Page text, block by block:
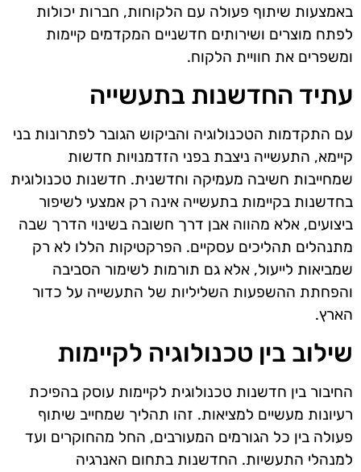
באמצעות שיתוף פעולה עם הלקוחות, חברות יכולות
לפתח מוצרים ושירותים חדשניים המקדמים קיימות
ומשפרים את חוויית הלקוח.
עתיד החדשנות בתעשייה
עם התקדמות הטכנולוגיה והביקוש הגובר לפתרונות בני
קיימא, התעשייה ניצבת בפני הזדמנויות חדשות
שמחייבות חשיבה מעמיקה וחדשנית. חדשנות טכנולוגית
בחדשנות בקיימות בתעשייה אינה רק אמצעי לשיפור
ביצועים, אלא מהווה אבן דרך חשובה בשינוי הדרך שבה
מתנהלים תהליכים עסקיים. הפרקטיקות הללו לא רק
שמביאות לייעול, אלא גם תורמות לשימור הסביבה
והפחתת ההשפעות השליליות של התעשייה על כדור
הארץ.
שילוב בין טכנולוגיה לקיימות
החיבור בין חדשנות טכנולוגית לקיימות עוסק בהפיכת
רעיונות מעשיים למציאות. זהו תהליך שמחייב שיתוף
פעולה בין כל הגורמים המעורבים, החל מהחוקרים ועד
למנהלי התעשיות. החדשנות בתחום האנרגיה